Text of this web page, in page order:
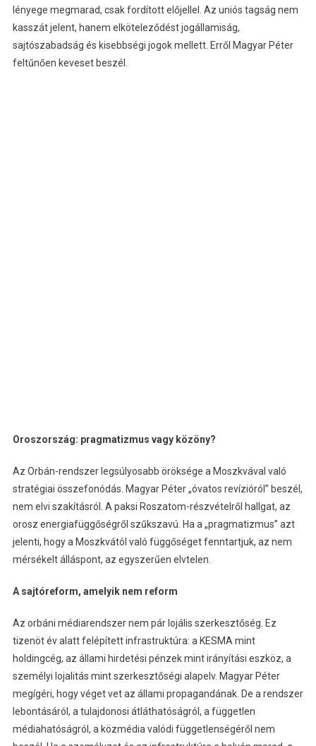
lényege megmarad, csak fordított előjellel. Az uniós tagság nem
kasszát jelent, hanem elköteleződést jogállamiság,
sajtószabadság és kisebbségi jogok mellett. Erről Magyar Péter
feltűnően keveset beszél.
Oroszország: pragmatizmus vagy közöny?
Az Orbán-rendszer legsúlyosabb öröksége a Moszkvával való
stratégiai összefonódás. Magyar Péter „óvatos revízióról” beszél,
nem elvi szakításról. A paksi Roszatom-részvételről hallgat, az
orosz energiafüggőségről szűkszavú. Ha a „pragmatizmus” azt
jelenti, hogy a Moszkvától való függőséget fenntartjuk, az nem
mérsékelt álláspont, az egyszerűen elvtelen.
A sajtóreform, amelyik nem reform
Az orbáni médiarendszer nem pár lojális szerkesztőség. Ez
tizenöt év alatt felépített infrastruktúra: a KESMA mint
holdingcég, az állami hirdetési pénzek mint irányítási eszköz, a
személyi lojalitás mint szerkesztőségi alapelv. Magyar Péter
megígéri, hogy véget vet az állami propagandának. De a rendszer
lebontásáról, a tulajdonosi átláthatóságról, a független
médiahatóságról, a közmédia valódi függetlenségéről nem